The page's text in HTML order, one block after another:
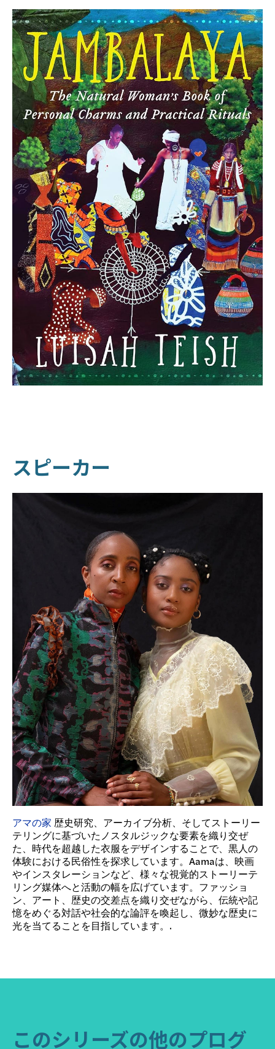
スピーカー
アマの家 歴史研究、アーカイブ分析、そしてストーリー
テリングに基づいたノスタルジックな要素を織り交ぜ
た、時代を超越した衣服をデザインすることで、黒人の
体験における民俗性を探求しています。Aamaは、映画
やインスタレーションなど、様々な視覚的ストーリーテ
リング媒体へと活動の幅を広げています。ファッショ
ン、アート、歴史の交差点を織り交ぜながら、伝統や記
憶をめぐる対話や社会的な論評を喚起し、微妙な歴史に
光を当てることを目指しています。.
このシリーズの他のプログ